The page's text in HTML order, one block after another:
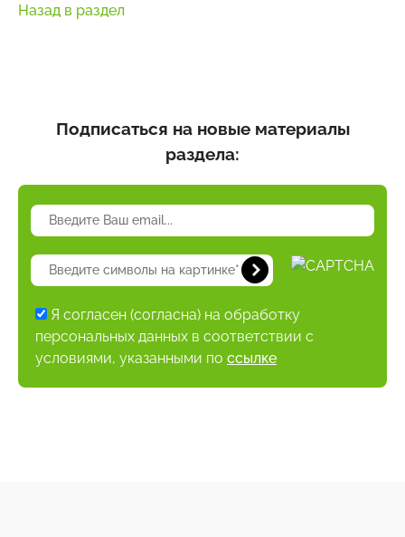
Назад в раздел
Подписаться на новые материалы
раздела:
Я согласен (согласна) на обработку
персональных данных в соответствии с
условиями, указанными по ссылке